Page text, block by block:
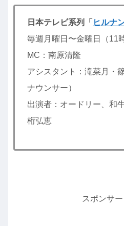
日本テレビ系列「 ヒルナ
毎週月曜日〜金曜日（11
MC：南原清隆
アシスタント：滝菜月・
ナウンサー）
出演者：オードリー、和
桁弘恵
スポンサ